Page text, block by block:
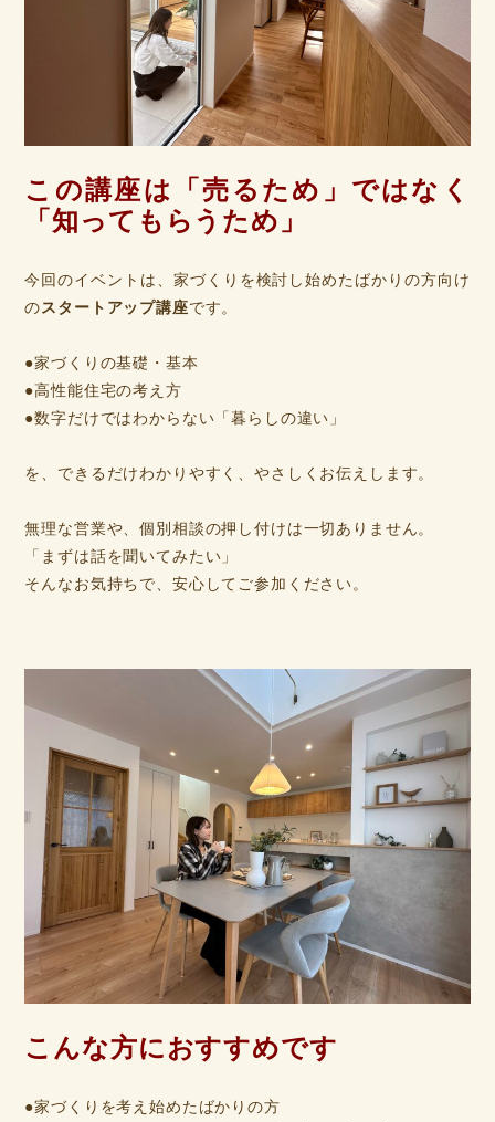
この講座は「売るため」ではなく
「知ってもらうため」
今回のイベントは、家づくりを検討し始めたばかりの方向け
のスタートアップ講座です。
●家づくりの基礎・基本
●高性能住宅の考え方
●数字だけではわからない「暮らしの違い」
を、できるだけわかりやすく、やさしくお伝えします。
無理な営業や、個別相談の押し付けは一切ありません。
「まずは話を聞いてみたい」
そんなお気持ちで、安心してご参加ください。
こんな方におすすめです
●家づくりを考え始めたばかりの方